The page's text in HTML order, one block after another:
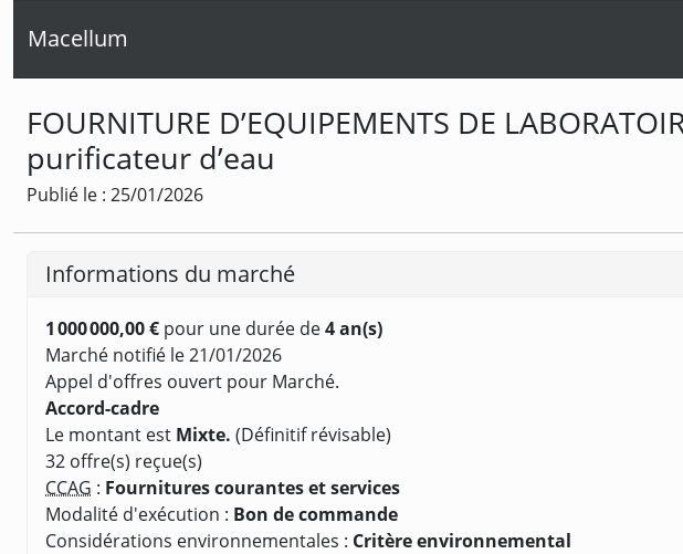
Macellum
FOURNITURE D’EQUIPEMENTS DE
purificateur d’eau
Publié le : 25/01/2026
Informations du marché
1 000 000,00 € pour une durée de4 an(s)
Marché notifié le 21/01/2026
Appel d'offres ouvert pour Marché.
Accord-cadre
Le montant est Mixte. (Définitif révisable)
32 offre(s) reçue(s)
CCAG : Fournitures courantes et services
Modalité d'exécution : Bon de commande
Considérations environnementales : Critère environnemental